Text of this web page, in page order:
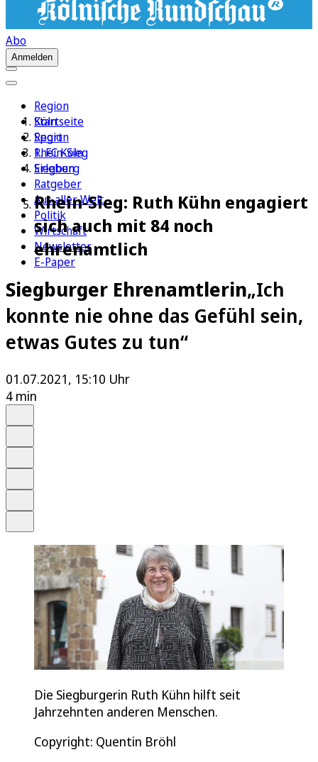
Abo
Anmelden
Region
Köln
Sport
1. FC Köln
Erleben
Ratgeber
Aus aller Welt
Politik
Wirtschaft
Newsletter
E-Paper
Startseite
Region
Rhein-Sieg
Siegburg
Rhein-Sieg: Ruth Kühn engagiert
sich auch mit 84 noch
ehrenamtlich
Siegburger Ehrenamtlerin„Ich
konnte nie ohne das Gefühl sein,
etwas Gutes zu tun“
01.07.2021, 15:10 Uhr
4 min
Die Siegburgerin Ruth Kühn hilft seit
Jahrzehnten anderen Menschen.
Copyright: Quentin Bröhl